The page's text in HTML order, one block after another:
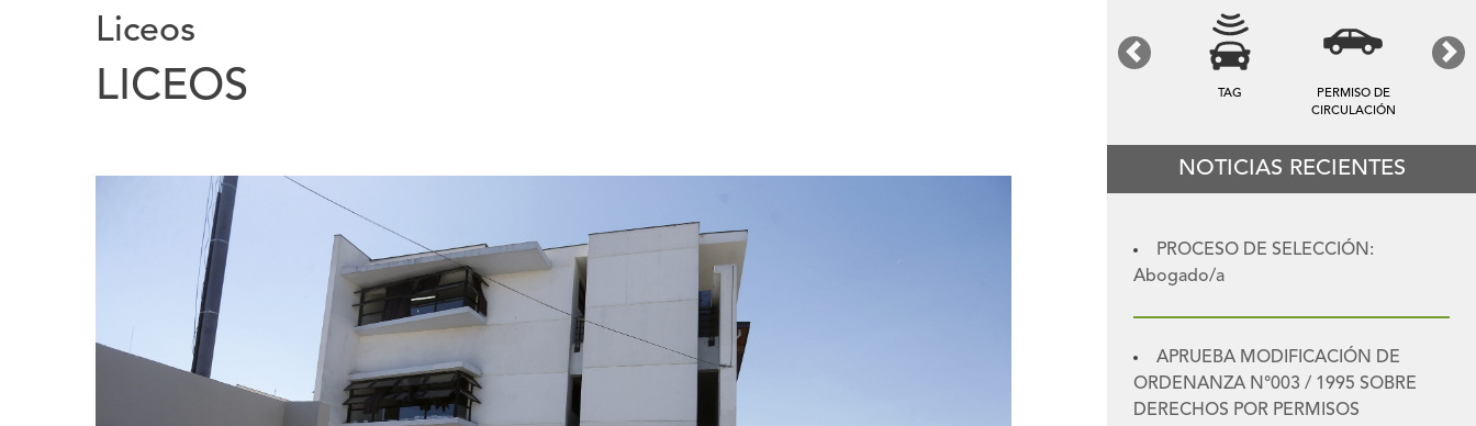
Liceos
LICEOS
TARIFA DE
PATENTES
Previous Next
NOTICIAS RECIENTES
PROCESO DE SELECCIÓN:
Abogado/a
APRUEBA MODIFICACIÓN DE
ORDENANZA N°003 / 1995 SOBRE
DERECHOS POR PERMISOS